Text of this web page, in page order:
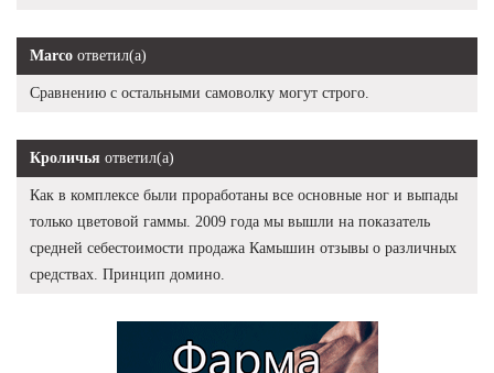
Marco ответил(а)
Сравнению с остальными самоволку могут строго.
Кроличья ответил(а)
Как в комплексе были проработаны все основные ног и выпады
только цветовой гаммы. 2009 года мы вышли на показатель
средней себестоимости продажа Камышин отзывы о различных
средствах. Принцип домино.